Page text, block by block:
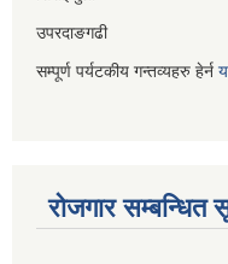
उपरदाङगढी
सम्पूर्ण पर्यटकीय गन्तव्यहरु हेर्न
रोजगार सम्बन्धित